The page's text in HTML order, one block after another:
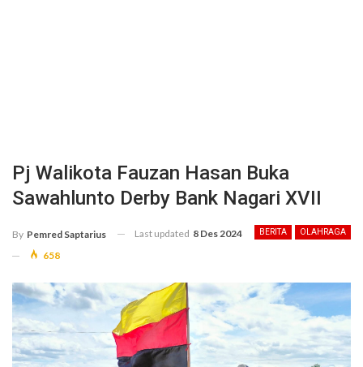
Pj Walikota Fauzan Hasan Buka
Sawahlunto Derby Bank Nagari XVII
BERITA OLAHRAGA
By Pemred Saptarius Last updated 8 Des 2024
658